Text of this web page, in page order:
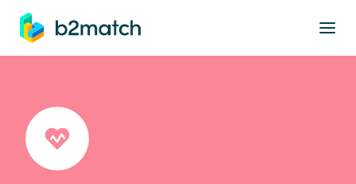
springen